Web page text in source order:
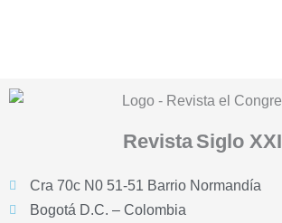
Revista Siglo XXI
Cra 70c N0 51-51 Barrio Normandía
Bogotá D.C. – Colombia